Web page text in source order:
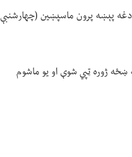
دغه پېښه پرون ماسپښین (چهارشنبې
ښځه ژوره ټپي شوې او یو ماشوم